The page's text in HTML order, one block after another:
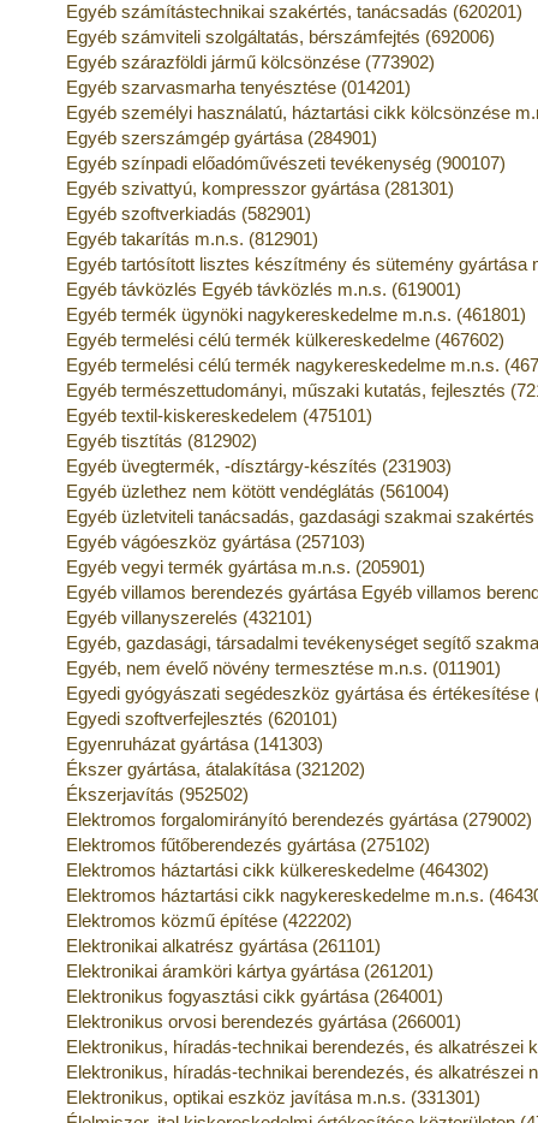
Egyéb számítástechnikai szakértés, tanácsadás (620201)
Egyéb számviteli szolgáltatás, bérszámfejtés (692006)
Egyéb szárazföldi jármű kölcsönzése (773902)
Egyéb szarvasmarha tenyésztése (014201)
Egyéb személyi használatú, háztartási cikk kölcsönzése
Egyéb szerszámgép gyártása (284901)
Egyéb színpadi előadóművészeti tevékenység (900107)
Egyéb szivattyú, kompresszor gyártása (281301)
Egyéb szoftverkiadás (582901)
Egyéb takarítás m.n.s. (812901)
Egyéb tartósított lisztes készítmény és sütemény gyártása
Egyéb távközlés Egyéb távközlés m.n.s. (619001)
Egyéb termék ügynöki nagykereskedelme m.n.s. (461801)
Egyéb termelési célú termék külkereskedelme (467602)
Egyéb termelési célú termék nagykereskedelme m.n.s.
Egyéb természettudományi, műszaki kutatás, fejlesztés
Egyéb textil-kiskereskedelem (475101)
Egyéb tisztítás (812902)
Egyéb üvegtermék, -dísztárgy-készítés (231903)
Egyéb üzlethez nem kötött vendéglátás (561004)
Egyéb üzletviteli tanácsadás, gazdasági szakmai
Egyéb vágóeszköz gyártása (257103)
Egyéb vegyi termék gyártása m.n.s. (205901)
Egyéb villamos berendezés gyártása Egyéb villamos
Egyéb villanyszerelés (432101)
Egyéb, gazdasági, társadalmi tevékenységet segítő
Egyéb, nem évelő növény termesztése m.n.s. (011901)
Egyedi gyógyászati segédeszköz gyártása és értékesítése
Egyedi szoftverfejlesztés (620101)
Egyenruházat gyártása (141303)
Ékszer gyártása, átalakítása (321202)
Ékszerjavítás (952502)
Elektromos forgalomirányító berendezés gyártása (279002)
Elektromos fűtőberendezés gyártása (275102)
Elektromos háztartási cikk külkereskedelme (464302)
Elektromos háztartási cikk nagykereskedelme m.n.s.
Elektromos közmű építése (422202)
Elektronikai alkatrész gyártása (261101)
Elektronikai áramköri kártya gyártása (261201)
Elektronikus fogyasztási cikk gyártása (264001)
Elektronikus orvosi berendezés gyártása (266001)
Elektronikus, híradás-technikai berendezés, és alkatrészei
Elektronikus, híradás-technikai berendezés, és alkatrészei
Elektronikus, optikai eszköz javítása m.n.s. (331301)